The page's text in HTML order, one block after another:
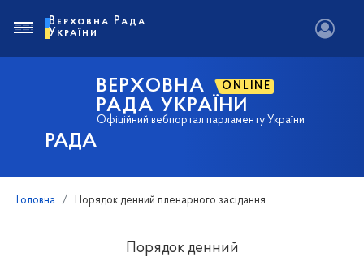
РАДА
ВЕРХОВНА ONLINE
РАДА УКРАЇНИ
Офіційний вебпортал парламенту України
Верховна Рада
України
Головна Порядок денний пленарного засідання
Порядок денний